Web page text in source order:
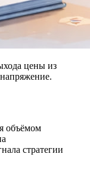
цены из
объёмом
стратегии